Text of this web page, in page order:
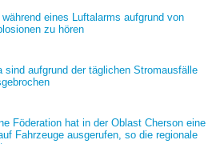
während eines Luftalarms aufgrund von
zu hören
sind aufgrund der täglichen Stromausfälle
Föderation hat in der Oblast Cherson eine
Fahrzeuge ausgerufen, so die regionale